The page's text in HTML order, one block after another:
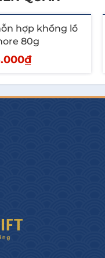
hợp khổng lồ
80g